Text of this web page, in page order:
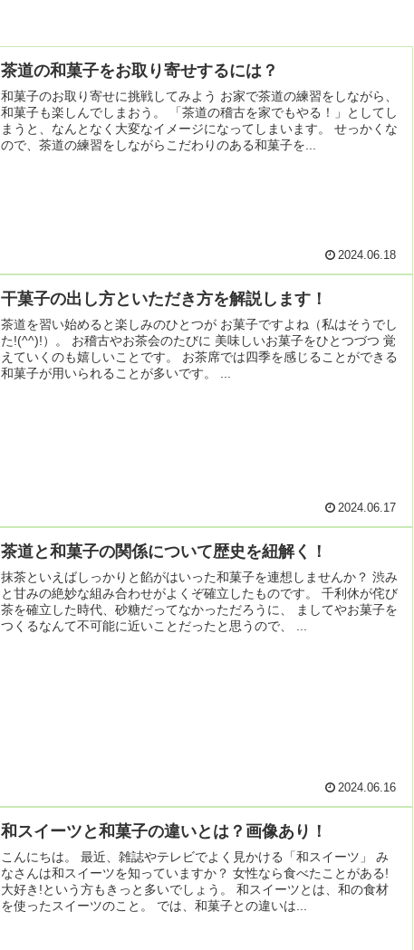
茶道の和菓子をお取り寄せするには？
和菓子のお取り寄せに挑戦してみよう お家で茶道の練習をしながら、
和菓子も楽しんでしまおう。 「茶道の稽古を家でもやる！」としてし
まうと、なんとなく大変なイメージになってしまいます。 せっかくな
ので、茶道の練習をしながらこだわりのある和菓子を...
2024.06.18
干菓子の出し方といただき方を解説します！
茶道を習い始めると楽しみのひとつが お菓子ですよね（私はそうでし
た!(^^)!）。 お稽古やお茶会のたびに 美味しいお菓子をひとつづつ 覚
えていくのも嬉しいことです。 お茶席では四季を感じることができる
和菓子が用いられることが多いです。 ...
2024.06.17
茶道と和菓子の関係について歴史を紐解く！
抹茶といえばしっかりと餡がはいった和菓子を連想しませんか？ 渋み
と甘みの絶妙な組み合わせがよくぞ確立したものです。 千利休が侘び
茶を確立した時代、砂糖だってなかっただろうに、 ましてやお菓子を
つくるなんて不可能に近いことだったと思うので、 ...
2024.06.16
和スイーツと和菓子の違いとは？画像あり！
こんにちは。 最近、雑誌やテレビでよく見かける「和スイーツ」 み
なさんは和スイーツを知っていますか？ 女性なら食べたことがある!
大好き!という方もきっと多いでしょう。 和スイーツとは、和の食材
を使ったスイーツのこと。 では、和菓子との違いは...